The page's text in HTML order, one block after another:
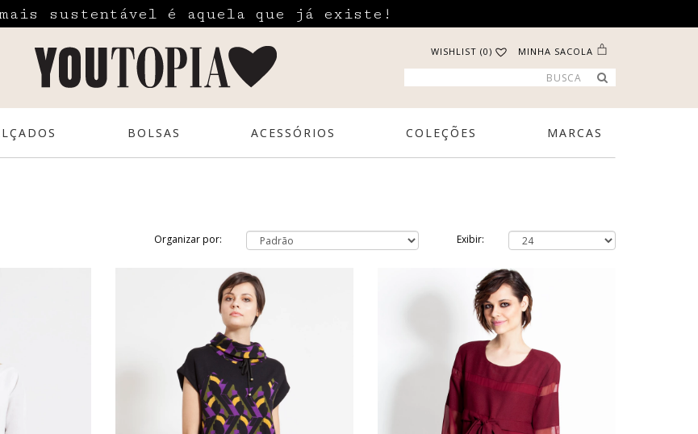
sustentável é aquela que já existe!
WISHLIST (0) MINHA SACOLA
BOLSAS ACESSÓRIOS COLEÇÕES MARCAS
Organizar por: Exibir: